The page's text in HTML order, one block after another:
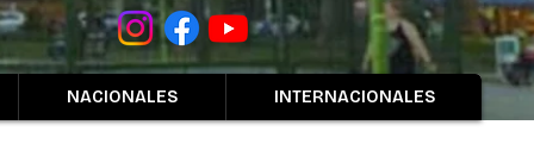
NACIONALES INTERNACIONALES